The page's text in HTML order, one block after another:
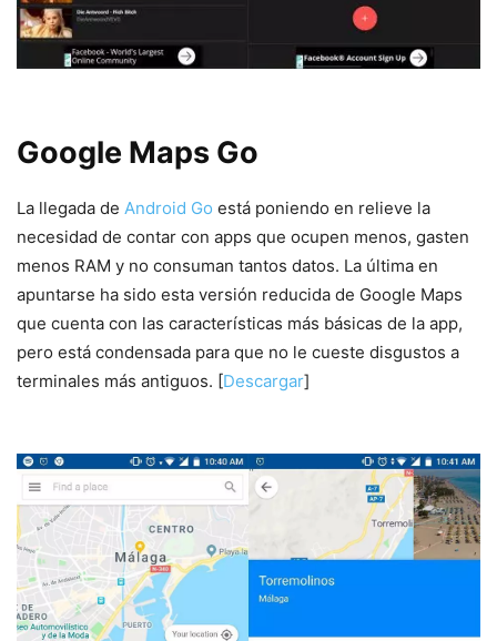
Google Maps Go
La llegada de Android Go está poniendo en relieve la
necesidad de contar con apps que ocupen menos, gasten
menos RAM y no consuman tantos datos. La última en
apuntarse ha sido esta versión reducida de Google Maps
que cuenta con las características más básicas de la app,
pero está condensada para que no le cueste disgustos a
terminales más antiguos. [Descargar]